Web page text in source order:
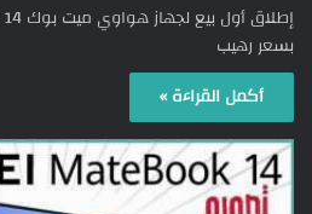
بسعر رهيب
أكمل القراءة »